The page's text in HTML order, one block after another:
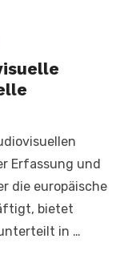
Erfassung und
die europäische
bietet
in …